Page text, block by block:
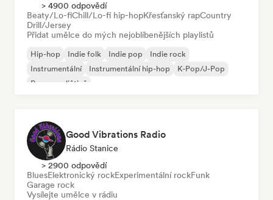
> 4900 odpovědí
Beaty/Lo-fiChill/Lo-fi hip-hopKřesťanský rapCountry
Drill/Jersey
Přidat umělce do mých nejoblíbenějších playlistů
Hip-hop Indie folk Indie pop
Indie rock
Instrumentální
Instrumentální hip-hop
K-Pop/J-Pop
Rap v angličtině
Good Vibrations Radio
Rádio Stanice
> 2900 odpovědí
BluesElektronický rockExperimentální rockFunk
Garage rock
Vysílejte umělce v rádiu